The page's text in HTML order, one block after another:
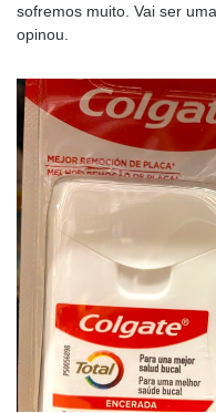
sofremos muito. Vai ser
opinou.